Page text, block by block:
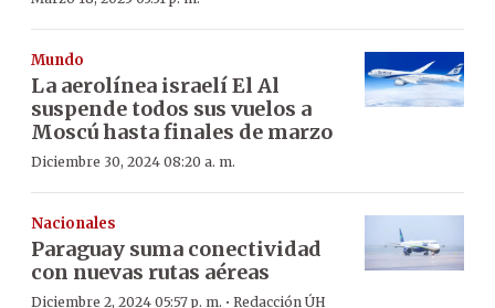
Mundo
La aerolínea israelí El Al
suspende todos sus vuelos a
Moscú hasta finales de marzo
Diciembre 30, 2024 08:20 a. m.
Nacionales
Paraguay suma conectividad
con nuevas rutas aéreas
Diciembre 2, 2024 05:57 p. m. · Redacción ÚH